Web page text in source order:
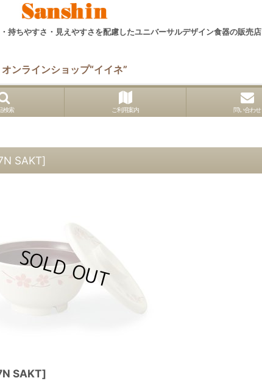
持ちやすさ・見えやすさを配慮したユニバーサルデザイン食器の販売店
オンラインショップ“イイネ”
検索 ご利用案内 問い合わせ
SAKT]
SAKT]